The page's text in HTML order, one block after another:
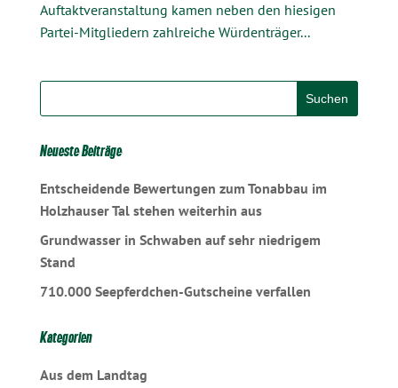
Auftaktveranstaltung kamen neben den hiesigen
Partei-Mitgliedern zahlreiche Würdenträger...
Neueste Beiträge
Entscheidende Bewertungen zum Tonabbau im
Holzhauser Tal stehen weiterhin aus
Grundwasser in Schwaben auf sehr niedrigem
Stand
710.000 Seepferdchen-Gutscheine verfallen
Kategorien
Aus dem Landtag